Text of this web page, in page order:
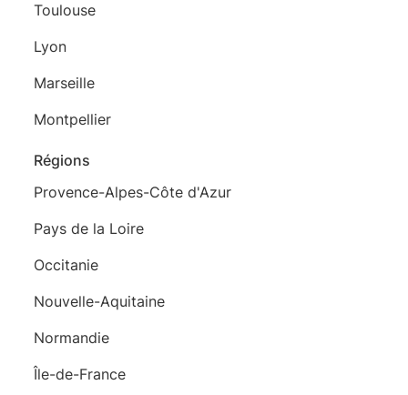
Toulouse
Lyon
Marseille
Montpellier
Régions
Provence-Alpes-Côte d'Azur
Pays de la Loire
Occitanie
Nouvelle-Aquitaine
Normandie
Île-de-France